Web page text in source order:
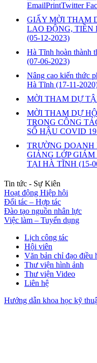
EmailPrintTwitter
GIẤY MỜI THAM
LAO ĐỘNG, TIỀN
(05-12-2023)
Hà Tĩnh hoàn thành
(07-06-2023)
Nâng cao kiến thức
Hà Tĩnh (17-11-
MỜI THAM DỰ
MỜI THAM DỰ
TRONG CÔNG
SỐ HẬU COVID 19
TRƯỜNG
GIẢNG LỚP
TẠI HÀ TĨNH (15-
Tin tức - Sự Kiên
Hoạt động Hiệp hội
Đối tác – Hợp tác
Đào tạo nguồn nhân lực
Việc làm – Tuyển dụng
Lịch công tác
Hội viên
Văn bản chỉ đạo điều
Thư viện hình ảnh
Thư viện Video
Liên hệ
Hướng dẫn khoa học kỹ